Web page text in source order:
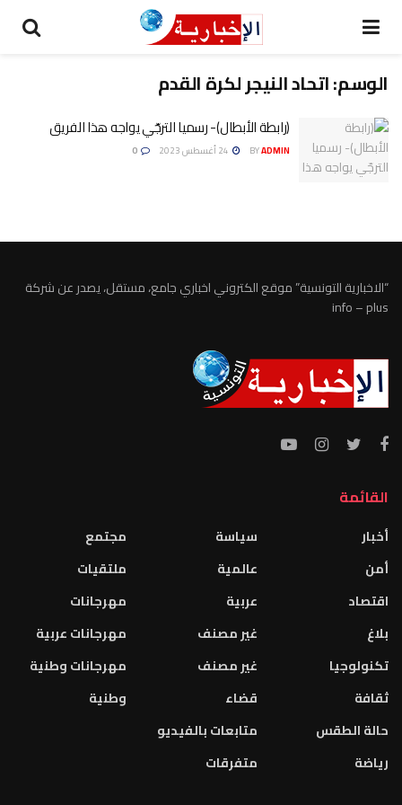
الوسم:اتحاد النيجر لكرة القدم
(رابطة الأبطال)- رسميا الترجّي يواجه هذا الفريق
BYADMIN
“الاخبارية التونسية” موقع الكتروني اخباري جامع، مستقل، يصدر عن شركة
info – plus
القائمة
أخبار
أمن
اقتصاد
بلاغ
تكنولوجيا
ثقافة
حالة الطقس
رياضة
سياسة
عالمية
عربية
غير مصنف
غير مصنف
قضاء
متابعات بالفيديو
متفرقات
مجتمع
ملتقيات
مهرجانات
مهرجانات عربية
مهرجانات وطنية
وطنية